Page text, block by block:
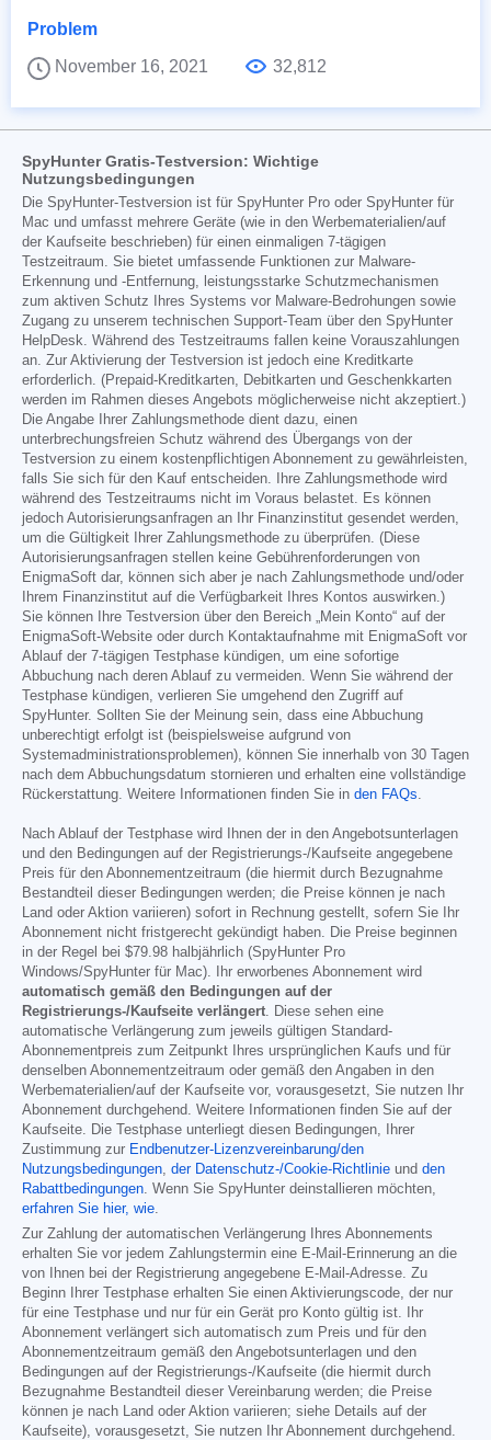
Problem
November 16, 2021
32,812
SpyHunter Gratis-Testversion: Wichtige
Nutzungsbedingungen
Die SpyHunter-Testversion ist für SpyHunter Pro oder SpyHunter für
Mac und umfasst mehrere Geräte (wie in den Werbematerialien/auf
der Kaufseite beschrieben) für einen einmaligen 7-tägigen
Testzeitraum. Sie bietet umfassende Funktionen zur Malware-
Erkennung und -Entfernung, leistungsstarke Schutzmechanismen
zum aktiven Schutz Ihres Systems vor Malware-Bedrohungen sowie
Zugang zu unserem technischen Support-Team über den SpyHunter
HelpDesk. Während des Testzeitraums fallen keine Vorauszahlungen
an. Zur Aktivierung der Testversion ist jedoch eine Kreditkarte
erforderlich. (Prepaid-Kreditkarten, Debitkarten und Geschenkkarten
werden im Rahmen dieses Angebots möglicherweise nicht akzeptiert.)
Die Angabe Ihrer Zahlungsmethode dient dazu, einen
unterbrechungsfreien Schutz während des Übergangs von der
Testversion zu einem kostenpflichtigen Abonnement zu gewährleisten,
falls Sie sich für den Kauf entscheiden. Ihre Zahlungsmethode wird
während des Testzeitraums nicht im Voraus belastet. Es können
jedoch Autorisierungsanfragen an Ihr Finanzinstitut gesendet werden,
um die Gültigkeit Ihrer Zahlungsmethode zu überprüfen. (Diese
Autorisierungsanfragen stellen keine Gebührenforderungen von
EnigmaSoft dar, können sich aber je nach Zahlungsmethode und/oder
Ihrem Finanzinstitut auf die Verfügbarkeit Ihres Kontos auswirken.)
Sie können Ihre Testversion über den Bereich „Mein Konto“ auf der
EnigmaSoft-Website oder durch Kontaktaufnahme mit EnigmaSoft vor
Ablauf der 7-tägigen Testphase kündigen, um eine sofortige
Abbuchung nach deren Ablauf zu vermeiden. Wenn Sie während der
Testphase kündigen, verlieren Sie umgehend den Zugriff auf
SpyHunter. Sollten Sie der Meinung sein, dass eine Abbuchung
unberechtigt erfolgt ist (beispielsweise aufgrund von
Systemadministrationsproblemen), können Sie innerhalb von 30 Tagen
nach dem Abbuchungsdatum stornieren und erhalten eine vollständige
Rückerstattung. Weitere Informationen finden Sie in den FAQs.
Nach Ablauf der Testphase wird Ihnen der in den Angebotsunterlagen
und den Bedingungen auf der Registrierungs-/Kaufseite angegebene
Preis für den Abonnementzeitraum (die hiermit durch Bezugnahme
Bestandteil dieser Bedingungen werden; die Preise können je nach
Land oder Aktion variieren) sofort in Rechnung gestellt, sofern Sie Ihr
Abonnement nicht fristgerecht gekündigt haben. Die Preise beginnen
in der Regel bei $79.98 halbjährlich (SpyHunter Pro
Windows/SpyHunter für Mac). Ihr erworbenes Abonnement wird
automatisch gemäß den Bedingungen auf der
Registrierungs-/Kaufseite verlängert. Diese sehen eine
automatische Verlängerung zum jeweils gültigen Standard-
Abonnementpreis zum Zeitpunkt Ihres ursprünglichen Kaufs und für
denselben Abonnementzeitraum oder gemäß den Angaben in den
Werbematerialien/auf der Kaufseite vor, vorausgesetzt, Sie nutzen Ihr
Abonnement durchgehend. Weitere Informationen finden Sie auf der
Kaufseite. Die Testphase unterliegt diesen Bedingungen, Ihrer
Zustimmung zur Endbenutzer-Lizenzvereinbarung/den
Nutzungsbedingungen, der Datenschutz-/Cookie-Richtlinie und den
Rabattbedingungen. Wenn Sie SpyHunter deinstallieren möchten,
erfahren Sie hier, wie.
Zur Zahlung der automatischen Verlängerung Ihres Abonnements
erhalten Sie vor jedem Zahlungstermin eine E-Mail-Erinnerung an die
von Ihnen bei der Registrierung angegebene E-Mail-Adresse. Zu
Beginn Ihrer Testphase erhalten Sie einen Aktivierungscode, der nur
für eine Testphase und nur für ein Gerät pro Konto gültig ist. Ihr
Abonnement verlängert sich automatisch zum Preis und für den
Abonnementzeitraum gemäß den Angebotsunterlagen und den
Bedingungen auf der Registrierungs-/Kaufseite (die hiermit durch
Bezugnahme Bestandteil dieser Vereinbarung werden; die Preise
können je nach Land oder Aktion variieren; siehe Details auf der
Kaufseite), vorausgesetzt, Sie nutzen Ihr Abonnement durchgehend.